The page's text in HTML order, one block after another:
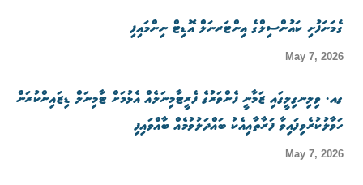
ގެމަނަފުށި ކައުންސިލްގެ އިންޓަރނަލް އޮޑިޓް ނިންމައިފި
May 7, 2026
ގއ. ވިލިނގިލީގައި ޒަމާނީ ފެންވަރުގެ ފެރީޓާމިނަލެއް އެޅުމަށް ޓާމިނަލް ޑިޒައިންކުރަން
ހަވާލުކުރެވިފައިވާ ފަރާތާއިއެކު ބައްދަލުވުމެއް ބާއްވައިފި
May 7, 2026